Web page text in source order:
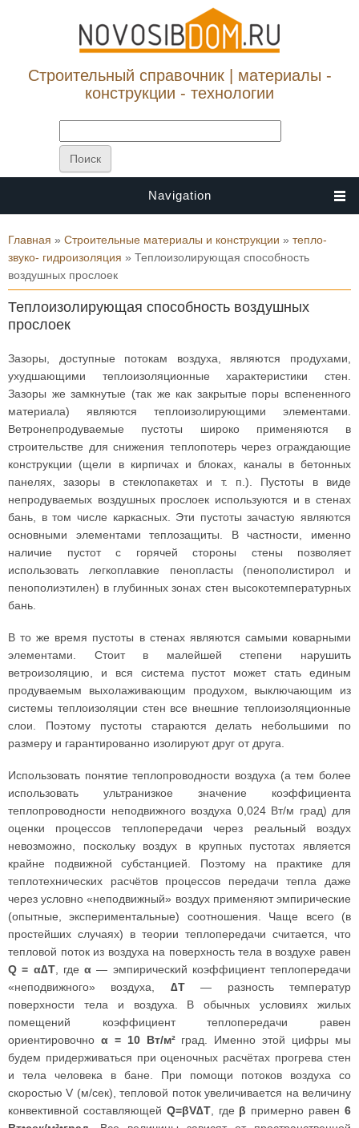
Строительный справочник | материалы -
конструкции - технологии
Navigation
Вы здесь
Главная » Строительные материалы и конструкции » тепло-
звуко- гидроизоляция » Теплоизолирующая способность
воздушных прослоек
Теплоизолирующая способность воздушных
прослоек
Зазоры, доступные потокам воздуха, являются продухами,
ухудшающими теплоизоляционные характеристики стен.
Зазоры же замкнутые (так же как закрытые поры вспененного
материала) являются теплоизолирующими элементами.
Ветронепродуваемые пустоты широко применяются в
строительстве для снижения теплопотерь через ограждающие
конструкции (щели в кирпичах и блоках, каналы в бетонных
панелях, зазоры в стеклопакетах и т. п.). Пустоты в виде
непродуваемых воздушных прослоек используются и в стенах
бань, в том числе каркасных. Эти пустоты зачастую являются
основными элементами теплозащиты. В частности, именно
наличие пустот с горячей стороны стены позволяет
использовать легкоплавкие пенопласты (пенополистирол и
пенополиэтилен) в глубинных зонах стен высокотемпературных
бань.
В то же время пустоты в стенах являются самыми коварными
элементами. Стоит в малейшей степени нарушить
ветроизоляцию, и вся система пустот может стать единым
продуваемым выхолаживающим продухом, выключающим из
системы теплоизоляции стен все внешние теплоизоляционные
слои. Поэтому пустоты стараются делать небольшими по
размеру и гарантированно изолируют друг от друга.
Использовать понятие теплопроводности воздуха (а тем более
использовать ультранизкое значение коэффициента
теплопроводности неподвижного воздуха 0,024 Вт/м град) для
оценки процессов теплопередачи через реальный воздух
невозможно, поскольку воздух в крупных пустотах является
крайне подвижной субстанцией. Поэтому на практике для
теплотехнических расчётов процессов передачи тепла даже
через условно «неподвижный» воздух применяют эмпирические
(опытные, экспериментальные) соотношения. Чаще всего (в
простейших случаях) в теории теплопередачи считается, что
тепловой поток из воздуха на поверхность тела в воздухе равен
Q = α∆Т, где α — эмпирический коэффициент теплопередачи
«неподвижного» воздуха, ∆Т— разность температур
поверхности тела и воздуха. В обычных условиях жилых
помещений коэффициент теплопередачи равен
ориентировочно α = 10 Вт/м²град. Именно этой цифры мы
будем придерживаться при оценочных расчётах прогрева стен
и тела человека в бане. При помощи потоков воздуха со
скоростью V (м/сек), тепловой поток увеличивается на величину
конвективной составляющей Q=βV∆T, где β примерно равен6